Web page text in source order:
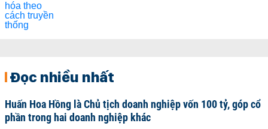
Đọc nhiều nhất
Huấn Hoa Hồng là Chủ tịch doanh nghiệp vốn 100 tỷ, góp cổ
phần trong hai doanh nghiệp khác